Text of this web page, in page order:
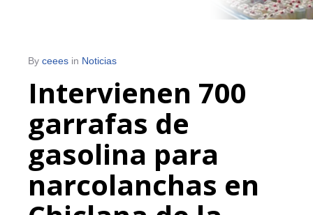
By ceees in Noticias
Intervienen 700
garrafas de
gasolina para
narcolanchas en